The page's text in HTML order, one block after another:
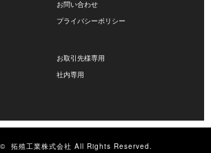
お問い合わせ
プライバシーポリシー
お取引先様専用
社内専用
拓殖工業株式会社 All Rights Reserved.